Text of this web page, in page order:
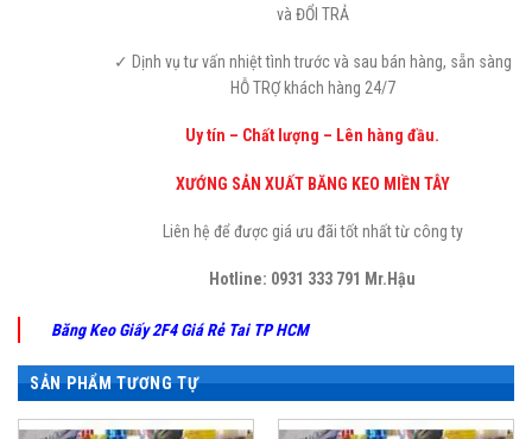
và ĐỔI TRẢ
✓ Dịnh vụ tư vấn nhiệt tình trước và sau bán hàng, sẵn sàng
HỖ TRỢ khách hàng 24/7
Uy tín – Chất lượng – Lên hàng đầu.
XƯỚNG SẢN XUẤT BĂNG KEO MIỀN TÂY
Liên hệ để được giá ưu đãi tốt nhất từ công ty
Hotline: 0931 333 791 Mr.Hậu
Băng Keo Giấy 2F4 Giá Rẻ Tai TP HCM
SẢN PHẨM TƯƠNG TỰ